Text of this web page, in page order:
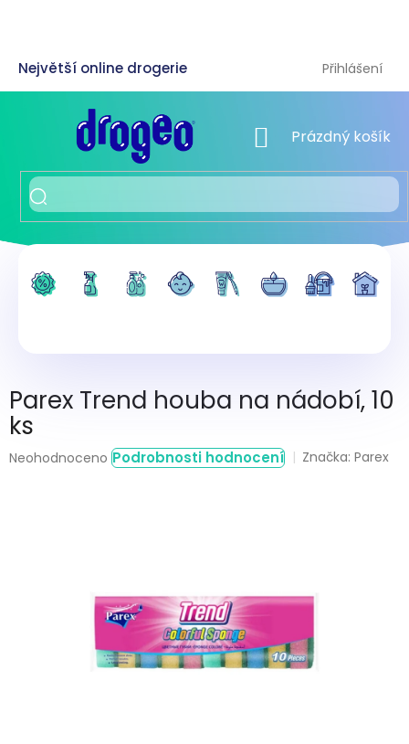
Přihlášení
NÁKUPNÍ KOŠÍK
Prázdný košík
Parex Trend houba na nádobí, 10
ks
Průměrné
Neohodnoceno Podrobnosti hodnocení Značka:Parex